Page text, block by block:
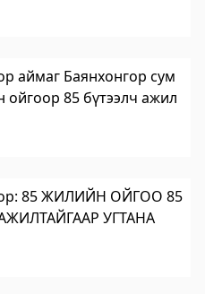
Erdem School
аймаг Баянхонгор сум
ойгоор 85 бүтээлч ажил
85 ЖИЛИЙН ОЙГОО 85
УГТАНА